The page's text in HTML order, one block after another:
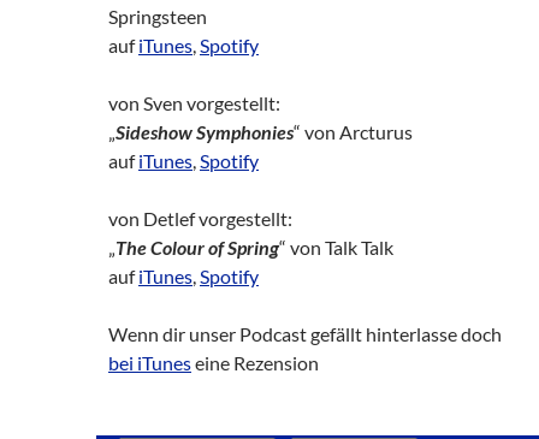
Springsteen
aufiTunes,Spotify
von Sven vorgestellt:
„Sideshow Symphonies“ von Arcturus
aufiTunes,Spotify
von Detlef vorgestellt:
„The Colour of Spring“ von Talk Talk
aufiTunes,Spotify
Wenn dir unser Podcast gefällt hinterlasse doch
bei iTuneseine Rezension